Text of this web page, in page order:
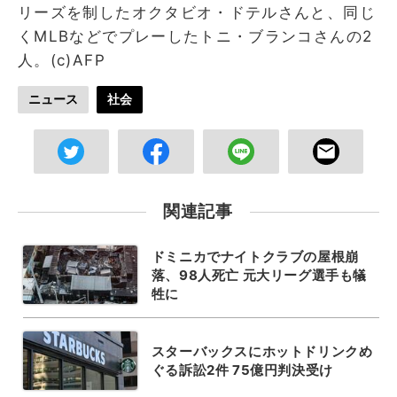
リーズを制したオクタビオ・ドテルさんと、同じ
くMLBなどでプレーしたトニ・ブランコさんの2
人。(c)AFP
ニュース 社会
関連記事
ドミニカでナイトクラブの屋根崩
落、98人死亡 元大リーグ選手も犠
牲に
スターバックスにホットドリンクめ
ぐる訴訟2件 75億円判決受け